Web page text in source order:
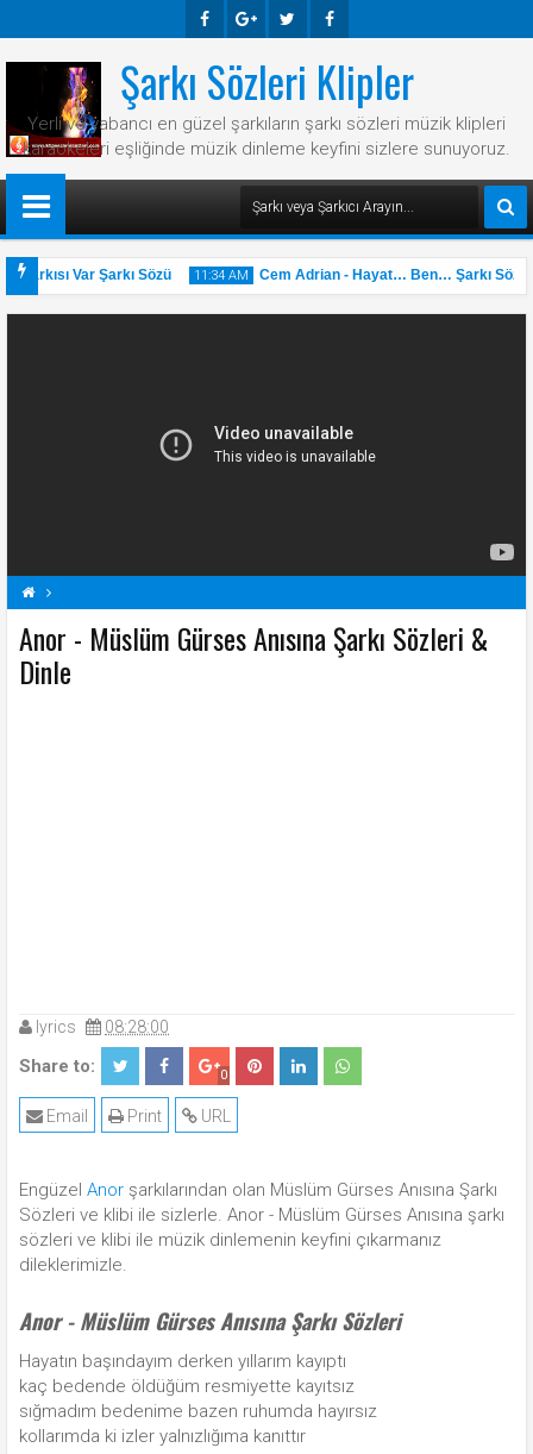
Ook E-
Plus
R Ook
Şarkı Sözleri Klipler
Yerli ve yabancı en güzel şarkıların şarkı sözleri müzik klipleri
karaokeleri eşliğinde müzik dinleme keyfini sizlere sunuyoruz.
Var Şarkı Sözü 11:34 AM
31 May
2025
Cem Adrian - Hayat… Ben… Şarkı Sözü
A Anor Şarkı Sözleri Müslüm Gürses Anısına Şarkı Sözleri Şarkı Sözleri
Anor - Müslüm Gürses Anısına Şarkı Sözleri &
Dinle
lyrics 08:28:00
Share to: 0
URL
Print
Email
Engüzel Anor şarkılarından olan Müslüm Gürses Anısına Şarkı
Sözleri ve klibi ile sizlerle. Anor - Müslüm Gürses Anısına şarkı
sözleri ve klibi ile müzik dinlemenin keyfini çıkarmanız
dileklerimizle.
Anor - Müslüm Gürses Anısına Şarkı Sözleri
Hayatın başındayım derken yıllarım kayıptı
kaç bedende öldüğüm resmiyette kayıtsız
sığmadım bedenime bazen ruhumda hayırsız
kollarımda ki izler yalnızlığıma kanıttır